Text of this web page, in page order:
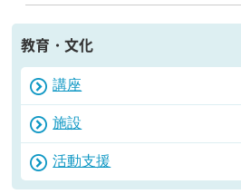
教育・文化
講座
施設
活動支援